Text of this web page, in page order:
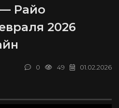
Райо
2026
01.02.2026
49
0